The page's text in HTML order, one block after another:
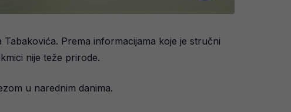
Prema informacijama koje je stručni
nije teže prirode.
u narednim danima.